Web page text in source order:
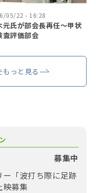
05/22 - 16:28
元氏が部会長再任〜甲状
査評価部会
っと見る
募集中
ー「波打ち際に足跡
映募集